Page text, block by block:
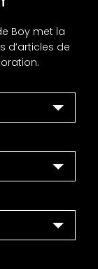
Boy met la
d’articles de